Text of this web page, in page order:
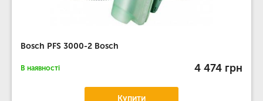
Bosch PFS 3000-2 Bosch
В наявності 4 474 грн
Купити